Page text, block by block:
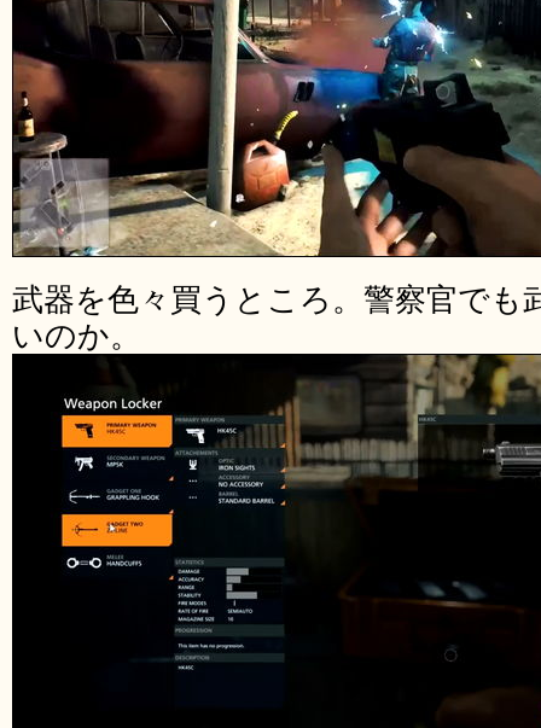
武器を色々買うところ。警察官でも
いのか。